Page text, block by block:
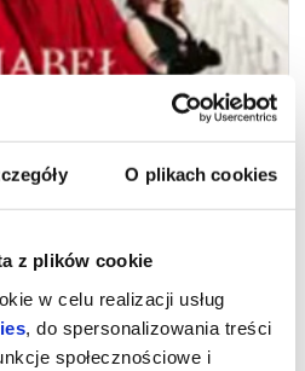
O plikach cookies
z plików cookie
w celu realizacji usług
, do spersonalizowania treści
społecznościowe i